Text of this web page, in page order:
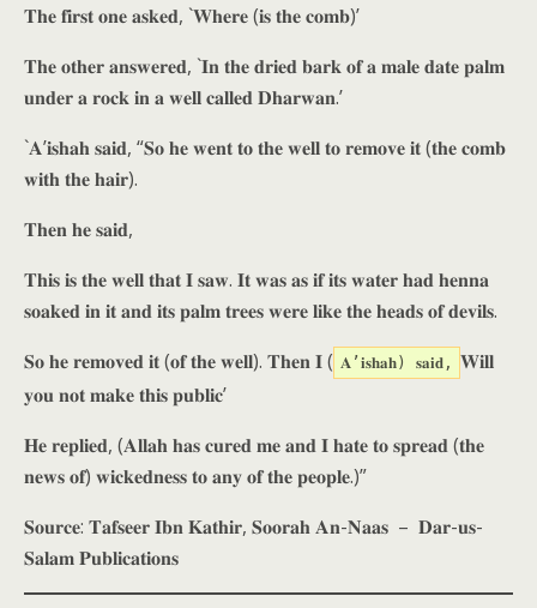
𝐓𝐡𝐞 𝐟𝐢𝐫𝐬𝐭 𝐨𝐧𝐞 𝐚𝐬𝐤𝐞𝐝, `𝐖𝐡𝐞𝐫𝐞 (𝐢𝐬 𝐭𝐡𝐞 𝐜𝐨𝐦𝐛)’
𝐓𝐡𝐞 𝐨𝐭𝐡𝐞𝐫 𝐚𝐧𝐬𝐰𝐞𝐫𝐞𝐝, `𝐈𝐧 𝐭𝐡𝐞 𝐝𝐫𝐢𝐞𝐝 𝐛𝐚𝐫𝐤 𝐨𝐟 𝐚 𝐦𝐚𝐥𝐞 𝐝𝐚𝐭𝐞 𝐩𝐚𝐥𝐦
𝐮𝐧𝐝𝐞𝐫 𝐚 𝐫𝐨𝐜𝐤 𝐢𝐧 𝐚 𝐰𝐞𝐥𝐥 𝐜𝐚𝐥𝐥𝐞𝐝 𝐃𝐡𝐚𝐫𝐰𝐚𝐧.’
`𝐀’𝐢𝐬𝐡𝐚𝐡 𝐬𝐚𝐢𝐝, “𝐒𝐨 𝐡𝐞 𝐰𝐞𝐧𝐭 𝐭𝐨 𝐭𝐡𝐞 𝐰𝐞𝐥𝐥 𝐭𝐨 𝐫𝐞𝐦𝐨𝐯𝐞 𝐢𝐭 (𝐭𝐡𝐞 𝐜𝐨𝐦𝐛
𝐰𝐢𝐭𝐡 𝐭𝐡𝐞 𝐡𝐚𝐢𝐫).
𝐓𝐡𝐞𝐧 𝐡𝐞 𝐬𝐚𝐢𝐝,
𝐓𝐡𝐢𝐬 𝐢𝐬 𝐭𝐡𝐞 𝐰𝐞𝐥𝐥 𝐭𝐡𝐚𝐭 𝐈 𝐬𝐚𝐰. 𝐈𝐭 𝐰𝐚𝐬 𝐚𝐬 𝐢𝐟 𝐢𝐭𝐬 𝐰𝐚𝐭𝐞𝐫 𝐡𝐚𝐝 𝐡𝐞𝐧𝐧𝐚
𝐬𝐨𝐚𝐤𝐞𝐝 𝐢𝐧 𝐢𝐭 𝐚𝐧𝐝 𝐢𝐭𝐬 𝐩𝐚𝐥𝐦 𝐭𝐫𝐞𝐞𝐬 𝐰𝐞𝐫𝐞 𝐥𝐢𝐤𝐞 𝐭𝐡𝐞 𝐡𝐞𝐚𝐝𝐬 𝐨𝐟 𝐝𝐞𝐯𝐢𝐥𝐬.
𝐒𝐨 𝐡𝐞 𝐫𝐞𝐦𝐨𝐯𝐞𝐝 𝐢𝐭 (𝐨𝐟 𝐭𝐡𝐞 𝐰𝐞𝐥𝐥). 𝐓𝐡𝐞𝐧 𝐈 ( 𝐀’𝐢𝐬𝐡𝐚𝐡) 𝐬𝐚𝐢𝐝, 𝐖𝐢𝐥𝐥
𝐲𝐨𝐮 𝐧𝐨𝐭 𝐦𝐚𝐤𝐞 𝐭𝐡𝐢𝐬 𝐩𝐮𝐛𝐥𝐢𝐜’
𝐇𝐞 𝐫𝐞𝐩𝐥𝐢𝐞𝐝, (𝐀𝐥𝐥𝐚𝐡 𝐡𝐚𝐬 𝐜𝐮𝐫𝐞𝐝 𝐦𝐞 𝐚𝐧𝐝 𝐈 𝐡𝐚𝐭𝐞 𝐭𝐨 𝐬𝐩𝐫𝐞𝐚𝐝 (𝐭𝐡𝐞
𝐧𝐞𝐰𝐬 𝐨𝐟) 𝐰𝐢𝐜𝐤𝐞𝐝𝐧𝐞𝐬𝐬 𝐭𝐨 𝐚𝐧𝐲 𝐨𝐟 𝐭𝐡𝐞 𝐩𝐞𝐨𝐩𝐥𝐞.)”
𝐒𝐨𝐮𝐫𝐜𝐞: 𝐓𝐚𝐟𝐬𝐞𝐞𝐫 𝐈𝐛𝐧 𝐊𝐚𝐭𝐡𝐢𝐫, 𝐒𝐨𝐨𝐫𝐚𝐡 𝐀𝐧-𝐍𝐚𝐚𝐬 – 𝐃𝐚𝐫-𝐮𝐬-
𝐒𝐚𝐥𝐚𝐦 𝐏𝐮𝐛𝐥𝐢𝐜𝐚𝐭𝐢𝐨𝐧𝐬